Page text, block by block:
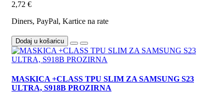
2,72 €
Diners, PayPal, Kartice na rate
Dodaj u košaricu
MASKICA +CLASS TPU SLIM ZA SAMSUNG S23
ULTRA, S918B PROZIRNA